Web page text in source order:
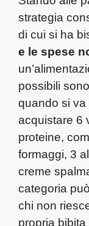
strategia
di cui si ha
e le spese
possibili
quando si va
acquistare 6
proteine,
formaggi, 3
creme
categoria
chi non
propria